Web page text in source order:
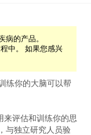
病的产品。
中。 如果您感兴
练你的大脑可以帮
来评估和训练你的思
与独立研究人员验